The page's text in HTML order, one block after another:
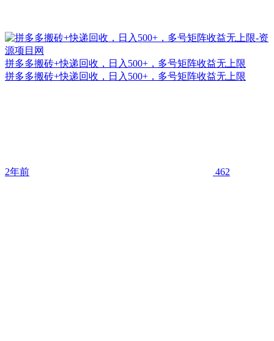
拼多多搬砖+快递回收，日入500+，多号矩阵收益无上限
拼多多搬砖+快递回收，日入500+，多号矩阵收益无上限
2年前 462